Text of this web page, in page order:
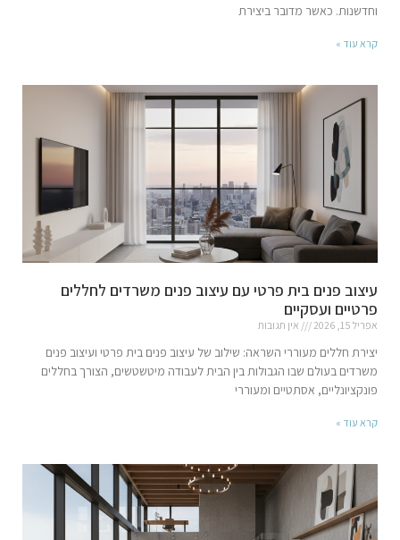
וחדשנות. כאשר מדובר ביצירת
קרא עוד »
עיצוב פנים בית פרטי עם עיצוב פנים משרדים לחללים
פרטיים ועסקיים
אפריל 15, 2026 אין תגובות
יצירת חללים מעוררי השראה: שילוב של עיצוב פנים בית פרטי ועיצוב פנים
משרדים בעולם שבו הגבולות בין הבית לעבודה מיטשטשים, הצורך בחללים
פונקציונליים, אסתטיים ומעוררי
קרא עוד »